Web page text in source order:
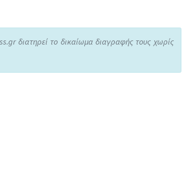
διατηρεί το δικαίωμα διαγραφής τους χωρίς